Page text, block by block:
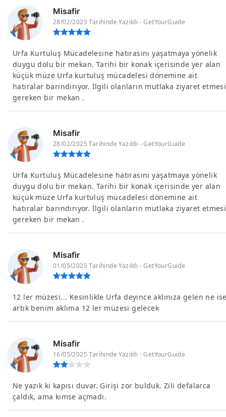
Misafir
28/02/2025 Tarihinde Yazıldı - GetYourGuide
Urfa Kurtuluş Mücadelesine hatırasını yaşatmaya yönelik
duygu dolu bir mekan. Tarihi bir konak içerisinde yer alan
küçük müze Urfa kurtuluş mücadelesi dönemine ait
hatıralar barındırıyor. İlgili olanların mutlaka ziyaret etmesi
gereken bir mekan .
Misafir
28/02/2025 Tarihinde Yazıldı - GetYourGuide
Urfa Kurtuluş Mücadelesine hatırasını yaşatmaya yönelik
duygu dolu bir mekan. Tarihi bir konak içerisinde yer alan
küçük müze Urfa kurtuluş mücadelesi dönemine ait
hatıralar barındırıyor. İlgili olanların mutlaka ziyaret etmesi
gereken bir mekan .
Misafir
01/05/2025 Tarihinde Yazıldı - GetYourGuide
12 ler müzesi... Kesinlikle Urfa deyince aklınıza gelen ne
artık benim aklıma 12 ler müzesi gelecek
Misafir
16/05/2025 Tarihinde Yazıldı - GetYourGuide
Ne yazık ki kapısı duvar. Girişi zor bulduk. Zili defalarca
çaldık, ama kimse açmadı.